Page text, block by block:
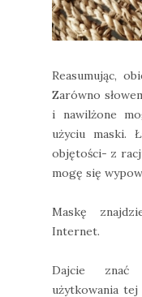
Reasumując,
Zarówno
i nawilżone
użyciu maski.
objętości- z
mogę się
Maskę
Internet.
Dajcie znać
użytkowania tej